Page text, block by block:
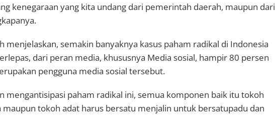
kenegaraan yang kita undang dari pemerintah daerah, maupun dari
menjelaskan, semakin banyaknya kasus paham radikal di Indonesia
dari peran media, khususnya Media sosial, hampir 80 persen
pengguna media sosial tersebut.
mengantisipasi paham radikal ini, semua komponen baik itu tokoh
maupun tokoh adat harus bersatu menjalin untuk bersatupadu dan